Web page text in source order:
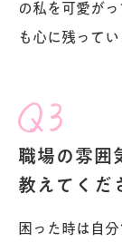
の私を可愛が
も心に残ってい
職場の雰囲
教えてくだ
困った時は自